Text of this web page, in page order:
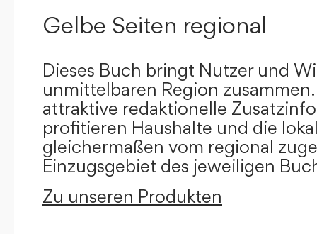
Gelbe Seiten regional
Dieses Buch bringt Nutzer und
unmittelbaren Region
attraktive redaktionelle
profitieren Haushalte und die
gleichermaßen vom regional
Einzugsgebiet des jeweiligen
Zu unseren Produkten